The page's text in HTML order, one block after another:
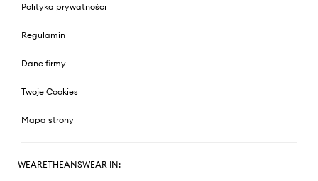
Polityka prywatności
Regulamin
Dane firmy
Twoje Cookies
Mapa strony
WEARETHEANSWEAR IN: